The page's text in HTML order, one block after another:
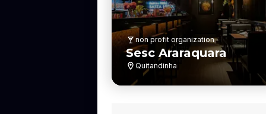
non profit organization
Sesc Araraquara
Quitandinha